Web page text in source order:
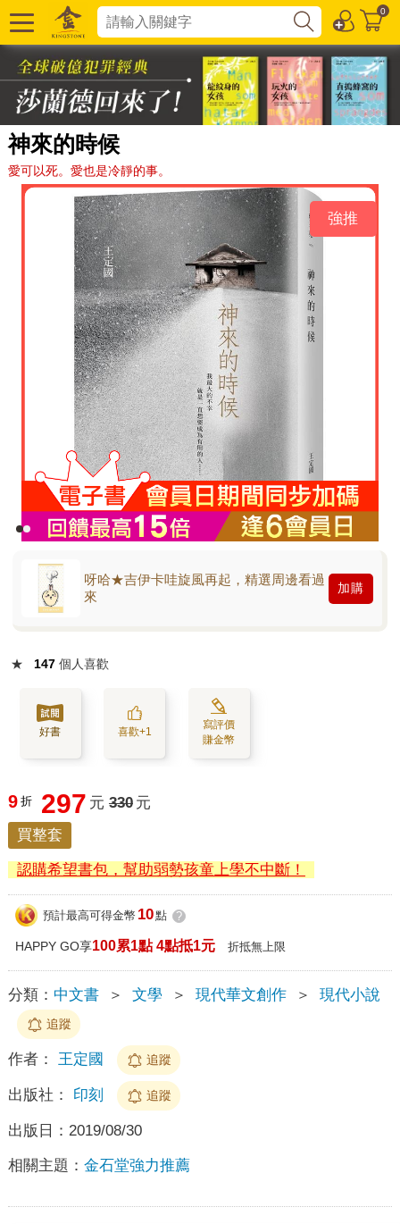
0
神來的時候
愛可以死。愛也是冷靜的事。
強推
呀哈★吉伊卡哇旋風再起，精選周邊看過
來
加購
★ 147 個人喜歡
好書 喜歡+1
寫評價
賺金幣
9 折 297 元 330 元
買整套
認購希望書包，幫助弱勢孩童上學不中斷！
預計最高可得金幣 10點 ?
HAPPY GO享100累1點 4點抵1元 折抵無上限
分類： 中文書 ＞ 文學 ＞ 現代華文創作 ＞ 現代小說
追蹤
作者： 王定國 追蹤
出版社： 印刻 追蹤
出版日： 2019/08/30
相關主題： 金石堂強力推薦